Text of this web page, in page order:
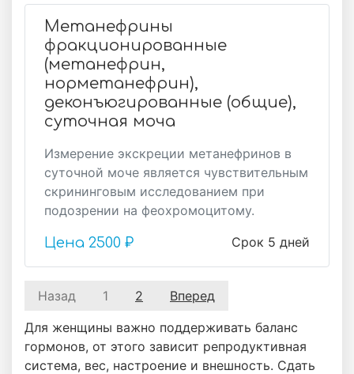
Метанефрины
фракционированные
(метанефрин,
норметанефрин),
деконъюгированные (общие),
суточная моча
Измерение экскреции метанефринов в
суточной моче является чувствительным
скрининговым исследованием при
подозрении на феохромоцитому.
Срок 5 дней
Цена 2500 ₽
Назад 1 2
Вперед
Для женщины важно поддерживать баланс
гормонов, от этого зависит репродуктивная
система, вес, настроение и внешность. Сдать